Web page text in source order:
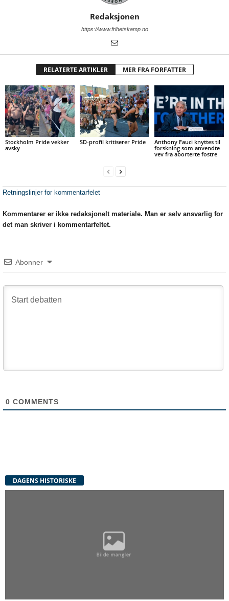
Redaksjonen
https://www.frihetskamp.no
RELATERTE ARTIKLER MER FRA FORFATTER
Stockholm Pride vekker
avsky
SD-profil kritiserer Pride
Anthony Fauci knyttes til
forskning som anvendte
vev fra aborterte fostre
Retningslinjer for kommentarfelet
Kommentarer er ikke redaksjonelt materiale. Man er selv ansvarlig for
det man skriver i kommentarfeltet.
Abonner
0 COMMENTS
DAGENS HISTORISKE